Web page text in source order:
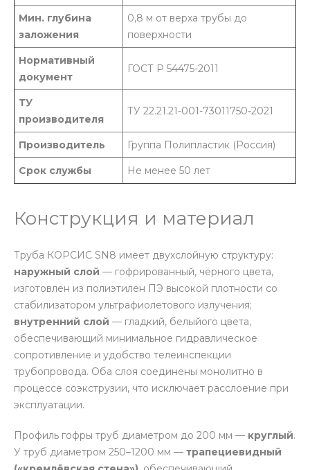
Мин. глубина
заложения
0,8 м от верха трубы до
поверхности
Нормативный
документ
ГОСТ Р 54475-2011
ТУ
производителя
ТУ 22.21.21-001-73011750-2021
Производитель Группа Полипластик (Россия)
Срок службы Не менее 50 лет
Конструкция и материал
Труба КОРСИС SN8 имеет двухслойную структуру:
наружный слой — гофрированный, чёрного цвета,
изготовлен из полиэтилен ПЭ высокой плотности со
стабилизатором ультрафиолетового излучения;
внутренний слой — гладкий, белыйого цвета,
обеспечивающий минимальное гидравлическое
сопротивление и удобство телеинспекции
трубопровода. Оба слоя соединены монолитно в
процессе соэкструзии, что исключает расслоение при
эксплуатации.
Профиль гофры труб диаметром до 200 мм — круглый.
У труб диаметром 250–1200 мм — трапециевидный